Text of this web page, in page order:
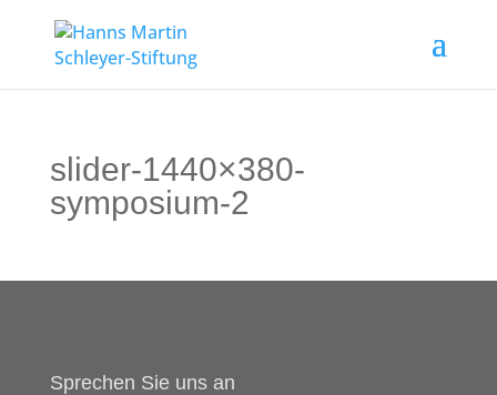
slider-1440×380-
symposium-2
Sprechen Sie uns an